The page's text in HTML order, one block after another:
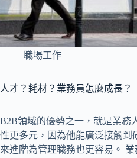
職場工作
人才？耗材？業務員怎麼成長？
B2B領域的優勢之一，就是業務
性更多元，因為他能廣泛接觸到
來進階為管理職務也更容易。